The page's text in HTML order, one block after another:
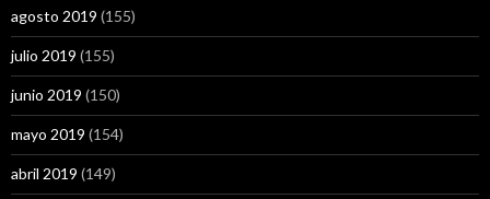
agosto 2019 (155)
julio 2019 (155)
junio 2019 (150)
mayo 2019 (154)
abril 2019 (149)